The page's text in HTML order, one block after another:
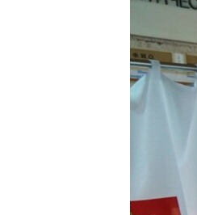
УКРАЇНСЬКА ПРОБЛЕМА КРИМУ